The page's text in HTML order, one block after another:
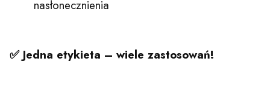
nasłonecznienia
✅ Jedna etykieta – wiele zastosowań!